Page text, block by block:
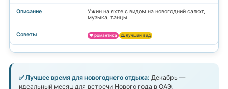
Ужин на яхте с видом на новогодний салют,
музыка, танцы.
❤️ романтика 🌅 лучший вид
✅ Лучшее время для новогоднего отдыха: Декабрь —
идеальный месяц для встречи Нового года в ОАЭ.